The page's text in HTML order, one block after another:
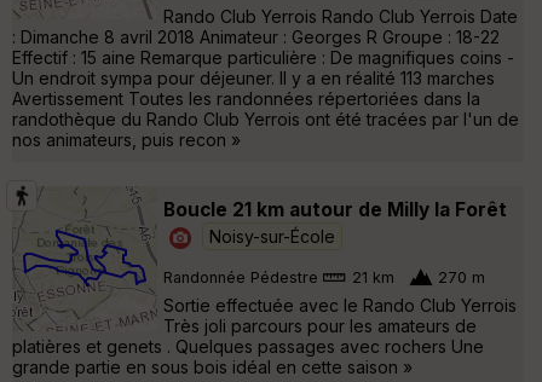
Rando Club Yerrois Rando Club Yerrois Date
: Dimanche 8 avril 2018 Animateur : Georges R Groupe : 18-22
Effectif : 15 aine Remarque particulière : De magnifiques coins -
Un endroit sympa pour déjeuner. Il y a en réalité 113 marches
Avertissement Toutes les randonnées répertoriées dans la
randothèque du Rando Club Yerrois ont été tracées par l'un de
nos animateurs, puis recon »
Boucle 21 km autour de Milly la Forêt
Noisy-sur-École
Randonnée Pédestre 21 km 270 m
Sortie effectuée avec le Rando Club Yerrois
Très joli parcours pour les amateurs de
platières et genets . Quelques passages avec rochers Une
grande partie en sous bois idéal en cette saison »